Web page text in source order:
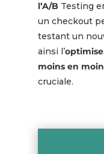
l’A/B Testing
un checkout
testant un
ainsi l’
moins en
cruciale.